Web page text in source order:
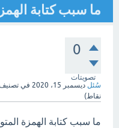
ما سبب كتابة
0
تصويتات
سُئل ديسمبر 15، 2020 في
نقاط)
ما سبب كتابة الهمزة